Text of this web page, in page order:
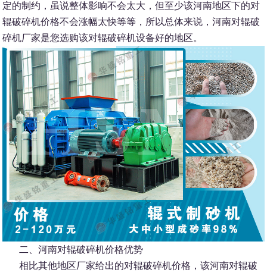
定的制约，虽说整体影响不会太大，但至少该河南地区下的对
辊破碎机价格不会涨幅太快等等，所以总体来说，河南对辊破
碎机厂家是您选购该对辊破碎机设备好的地区。
二、河南对辊破碎机价格优势
相比其他地区厂家给出的对辊破碎机价格，该河南对辊破